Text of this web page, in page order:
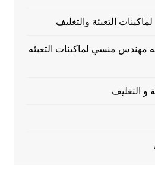
التعبئة والتغليف
مهندس منسي لماكينات التعبئه
و التغليف